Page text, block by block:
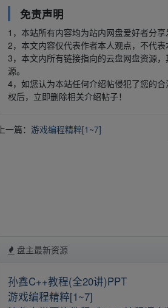
免责声明
1，本站所有内容均为站内网盘爱好者分
2，本文内容仅代表作者本人观点，不代表
3，本文内所有链接指向的云盘网盘资源
源。
4，如您认为本站任何介绍帖侵犯了您的
权后，立即删除相关介绍帖子！
上一篇： 游戏编程精粹[1~7]
盘主最新资源
孙鑫C++教程(全20讲)PPT
游戏编程精粹[1~7]